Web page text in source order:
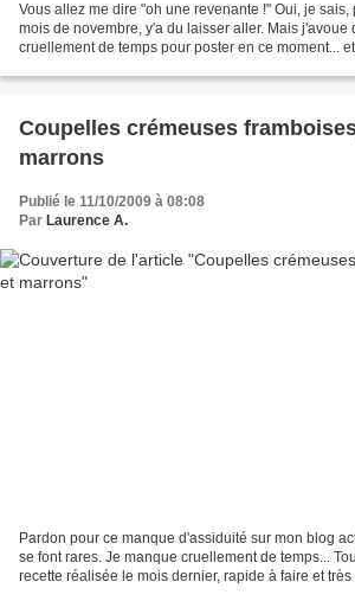
Vous allez me dire "oh une revenante !" Oui, je
mois de novembre, y'a du laisser aller. Mais j'avoue
cruellement de temps pour poster en ce moment...
Coupelles crémeuses
marrons
Publié le 11/10/2009 à 08:08
Par Laurence A.
Pardon pour ce manque d'assiduité sur mon blog
se font rares. Je manque cruellement de temps...
recette réalisée le mois dernier, rapide à faire et très